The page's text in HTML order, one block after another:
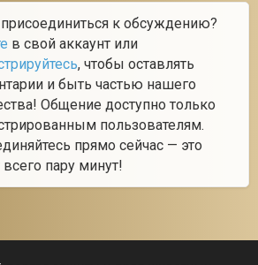
присоединиться к обсуждению?
в свой аккаунт или
, чтобы оставлять
и быть частью нашего
Общение доступно только
пользователям.
прямо сейчас — это
пару минут!